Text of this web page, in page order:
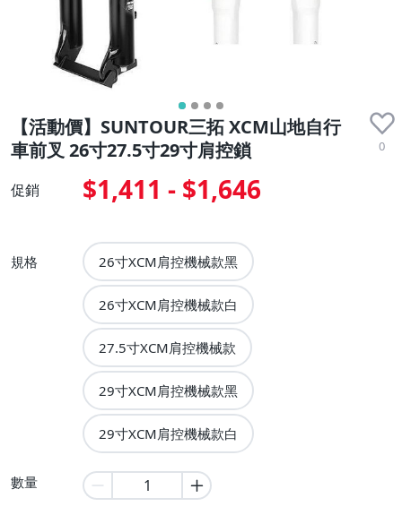
【活動價】SUNTOUR三拓 XCM山地自行
車前叉 26寸27.5寸29寸肩控鎖
0
促銷 $1,411 - $1,646
規格 26寸XCM肩控機械款黑
26寸XCM肩控機械款白
27.5寸XCM肩控機械款
29寸XCM肩控機械款黑
29寸XCM肩控機械款白
數量